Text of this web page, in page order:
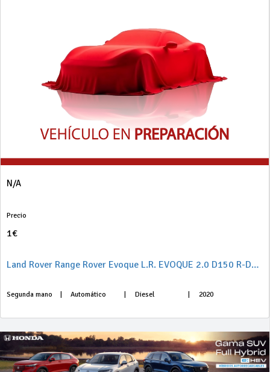
N/A
Precio
1€
Land Rover Range Rover Evoque L.R. EVOQUE 2.0 D150 R-DYNAMIC S AUTO 4WD 5P
Segunda mano Automático Diesel 2020